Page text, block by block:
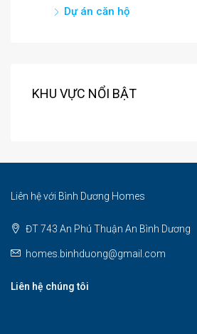
Dự án căn hộ
KHU VỰC NỔI BẬT
Liên hệ với Bình Dương Homes
ĐT 743 An Phú Thuận An Bình Dương
homes.binhduong@gmail.com
Liên hệ chúng tôi